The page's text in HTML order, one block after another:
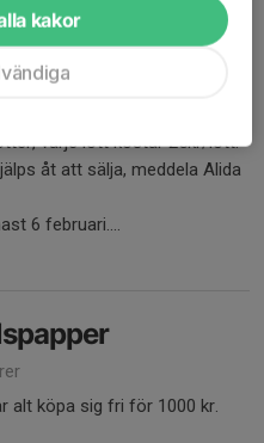
varje lott kostar 25kr/lott.
åt att sälja, meddela Alida
6 februari....
alt köpa sig fri för 1000 kr.
kakor